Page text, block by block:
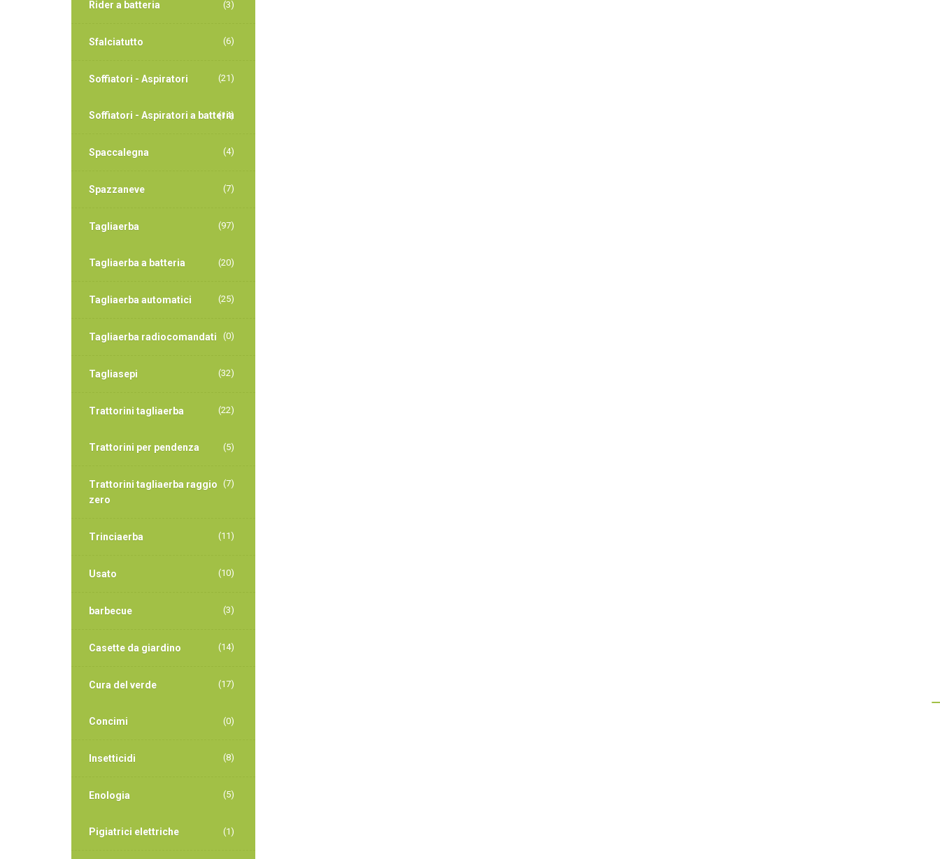
Rider a batteria (3)
Sfalciatutto (6)
Soffiatori - Aspiratori (21)
Soffiatori - Aspiratori a batteria
(14)
Spaccalegna (4)
Spazzaneve (7)
Tagliaerba (97)
Tagliaerba a batteria (20)
Tagliaerba automatici (25)
Tagliaerba radiocomandati (0)
Tagliasepi (32)
Trattorini tagliaerba (22)
Trattorini per pendenza (5)
Trattorini tagliaerba raggio
zero
(7)
Trinciaerba (11)
Usato (10)
barbecue (3)
Casette da giardino (14)
Cura del verde (17)
Concimi (0)
Insetticidi (8)
Enologia (5)
Pigiatrici elettriche (1)